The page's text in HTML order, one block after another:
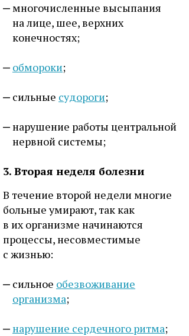
многочисленные высыпания
на лице, шее, верхних
конечностях;
обмороки;
сильные судороги;
нарушение работы центральной
нервной системы;
3. Вторая неделя болезни
В течение второй недели многие
больные умирают, так как
в их организме начинаются
процессы, несовместимые
с жизнью:
сильное обезвоживание
организма;
нарушение сердечного ритма;